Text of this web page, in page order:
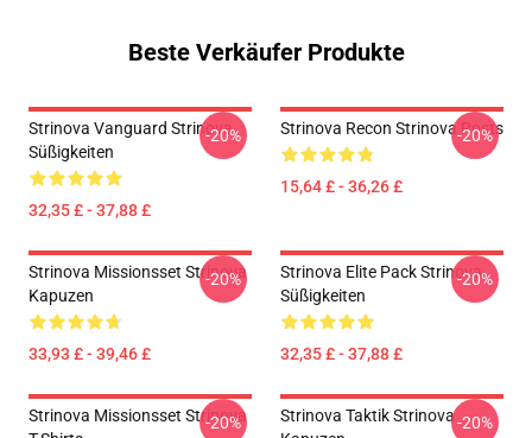
Beste Verkäufer Produkte
Strinova Vanguard Strinova
Süßigkeiten
32,35 £ - 37,88 £
-20% Strinova Recon Strinova Posts
15,64 £ - 36,26 £
-20%
Strinova Missionsset Strinova
Kapuzen
33,93 £ - 39,46 £
-20%
Strinova Elite Pack Strinova
Süßigkeiten
32,35 £ - 37,88 £
-20%
Strinova Missionsset Strinova
-20%
Strinova Taktik Strinova-20%